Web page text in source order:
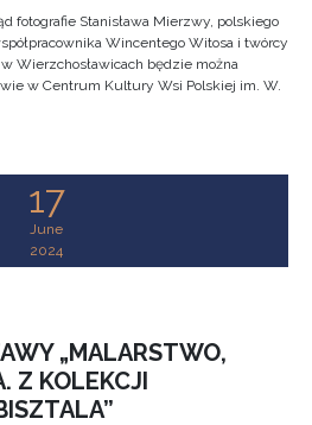
fotografie Stanisława Mierzwy, polskiego
Wincentego Witosa i twórcy
Wierzchosławicach będzie można
w Centrum Kultury Wsi Polskiej im. W.
17
June
2024
„MALARSTWO,
Z KOLEKCJI